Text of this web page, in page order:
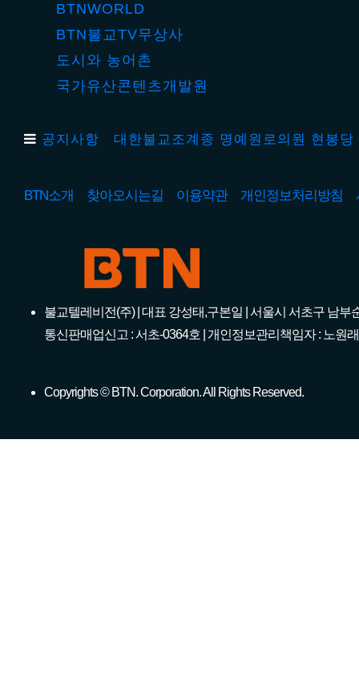
BTNWORLD
BTN불교TV무상사
도시와 농어촌
국가유산콘텐츠개발원
공지사항 대한불교조계종 명예원로의원 현봉
BTN소개 찾아오시는길 이용약관 개인정보처리방침
불교텔레비전(주) | 대표 강성태,구본일 | 서울시 서초구 남부
통신판매업신고 : 서초-0364호 | 개인정보관리책임자 : 노원래
Copyrights © BTN. Corporation. All Rights Reserved.